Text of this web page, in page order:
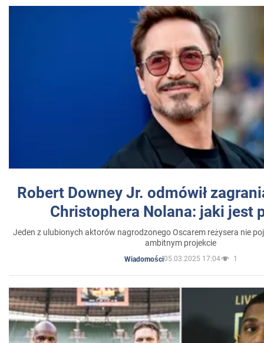
Robert Downey Jr. odmówił
Christophera Nolana: jaki jest
Jeden z ulubionych aktorów nagrodzonego Oscarem reżysera nie
ambitnym projekcie
Wiadomości05.03.2025 17:04 1